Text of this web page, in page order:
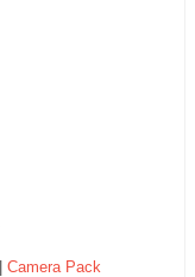
Camera Pack